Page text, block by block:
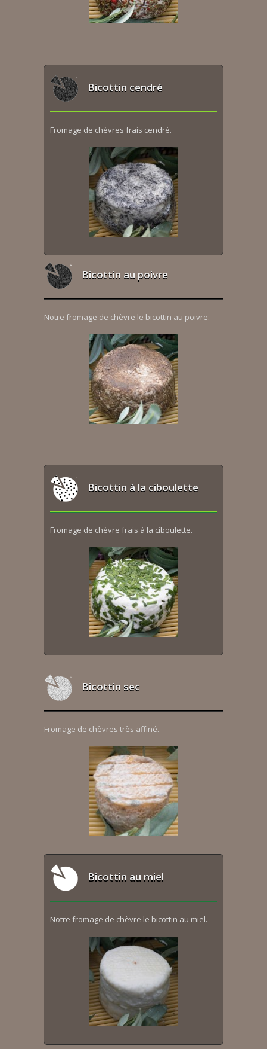
Bicottin cendré
Fromage de chèvres frais cendré.
Bicottin au poivre
Notre fromage de chèvre le bicottin au poivre.
Bicottin à la ciboulette
Fromage de chèvre frais à la ciboulette.
Bicottin sec
Fromage de chèvres très affiné.
Bicottin au miel
Notre fromage de chèvre le bicottin au miel.